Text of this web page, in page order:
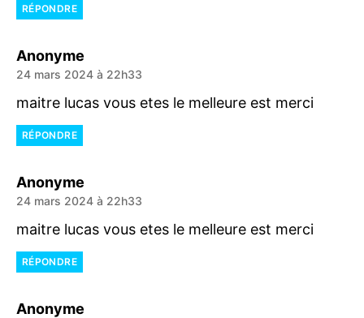
RÉPONDRE
Anonyme
24 mars 2024 à 22h33
maitre lucas vous etes le melleure est merci
RÉPONDRE
Anonyme
24 mars 2024 à 22h33
maitre lucas vous etes le melleure est merci
RÉPONDRE
Anonyme